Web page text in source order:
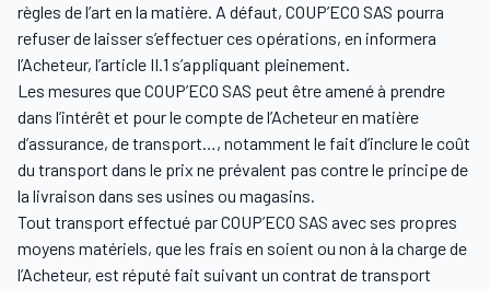
règles de l’art en la matière. A défaut, COUP’ECO SAS pourra
refuser de laisser s’effectuer ces opérations, en informera
l’Acheteur, l’article II.1 s’appliquant pleinement.
Les mesures que COUP’ECO SAS peut être amené à prendre
dans l’intérêt et pour le compte de l’Acheteur en matière
d’assurance, de transport…, notamment le fait d’inclure le coût
du transport dans le prix ne prévalent pas contre le principe de
la livraison dans ses usines ou magasins.
Tout transport effectué par COUP’ECO SAS avec ses propres
moyens matériels, que les frais en soient ou non à la charge de
l’Acheteur, est réputé fait suivant un contrat de transport